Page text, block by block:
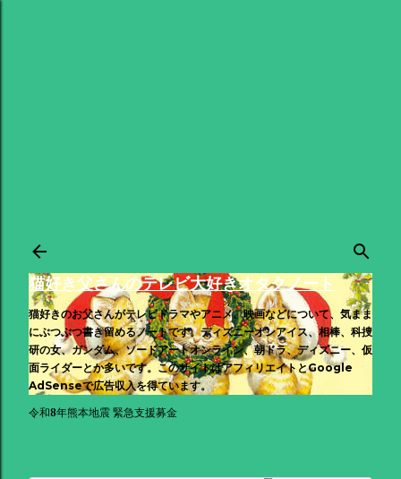
猫好き父さんのテレビ大好きオタクノート
猫好きのお父さんがテレビドラマやアニメ、映画などについて、気まま
にぶつぶつ書き留めるノートです。ディズニーオンアイス、相棒、科捜
研の女、ガンダム、ソードアートオンライン、朝ドラ、ディズニー、仮
面ライダーとか多いです。このサイトはアフィリエイトとGoogle
AdSenseで広告収入を得ています。
令和8年熊本地震 緊急支援募金